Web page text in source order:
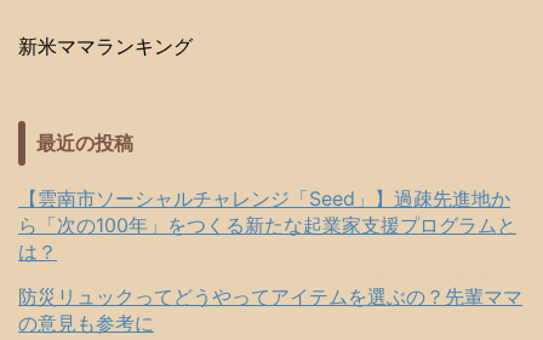
新米ママランキング
最近の投稿
【雲南市ソーシャルチャレンジ「Seed」】過疎先進地か
ら「次の100年」をつくる新たな起業家支援プログラムと
は？
防災リュックってどうやってアイテムを選ぶの？先輩ママ
の意見も参考に